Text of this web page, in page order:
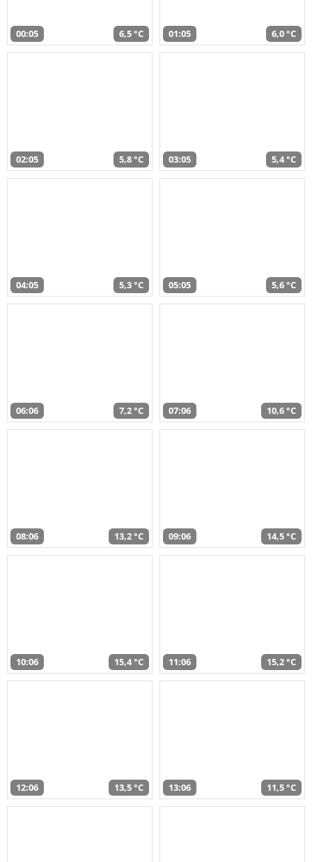
00:05 6,5 °C 01:05 6,0 °C
02:05 5,8 °C 03:05 5,4 °C
04:05 5,3 °C 05:05 5,6 °C
06:06 7,2 °C 07:06 10,6 °C
08:06 13,2 °C 09:06 14,5 °C
10:06 15,4 °C 11:06 15,2 °C
12:06 13,5 °C 13:06 11,5 °C